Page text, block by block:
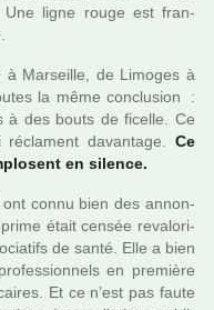
Une ligne rouge est fran­
à Marseille, de Limoges à
la même conclu­sion :
à des bouts de ficelle. Ce
davan­tage. Ce
en silence.
connu bien des annon­
était censée reva­lo­ri­
de santé. Elle a bien
en pre­mière
Et ce n’est pas faute